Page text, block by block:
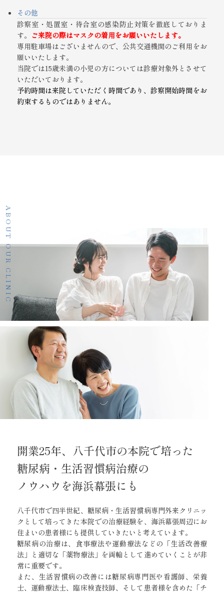
その他
診察室・処置室・待合室の感染防止対策を徹底しておりま
す。 ご来院の際はマスクの着用をお願いいたします。
専用駐車場はございませんので、公共交通機関のご利用をお
願いいたします。
当院では15歳未満の小児の方については診療対象外とさせて
いただいております。
予約時間は来院していただく時間であり、診察開始時間をお
約束するものではありません。
ABOUT OUR CLINIC
開業25年、八千代市の本院で培った
糖尿病・生活習慣病治療の
ノウハウを海浜幕張にも
八千代市で四半世紀、糖尿病・生活習慣病専門外来クリニッ
クとして培ってきた本院での治療経験を、海浜幕張周辺にお
住まいの患者様にも 提供していきたいと考えています。
糖尿病の治療は、食事療法や運動療法などの「生活改善療
法」と 適切な「薬物療法」を両輪として進めていくことが非
常に重要です。
また、生活習慣病の改善には糖尿病専門医や 看護師、栄養
士、運動療法士、臨床検査技師、 そして患者様を含めた「チ